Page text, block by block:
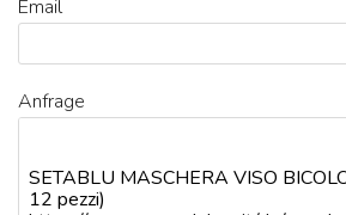
Email
Anfrage